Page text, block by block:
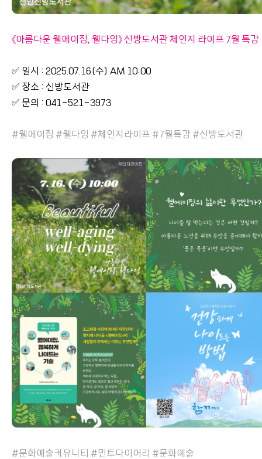
《아름다운 웰에이징, 웰다잉》 신방도서관 체인지 라이프 7월 특강
✅ 일시 : 2025.07.16(수) AM 10:00
✅ 장소 : 신방도서관
✅ 문의 : 041-521-3973
#웰에이징 #웰다잉 #체인지라이프 #7월특강 #신방도서관
#문화예술커뮤니티 #민트다이어리 #문화예술